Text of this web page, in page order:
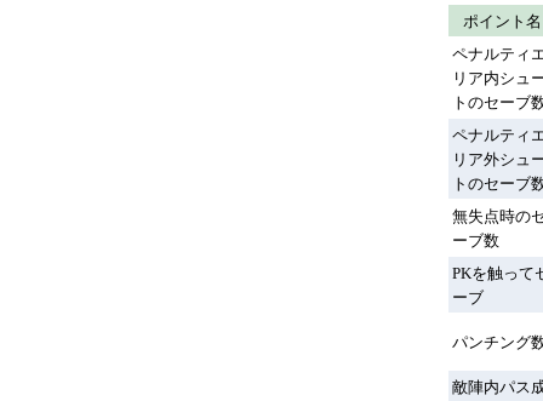
ポイント名
ペナルティ
リア内シュ
トのセーブ
ペナルティ
リア外シュ
トのセーブ
無失点時の
ーブ数
PKを触って
ーブ
パンチング
敵陣内パス